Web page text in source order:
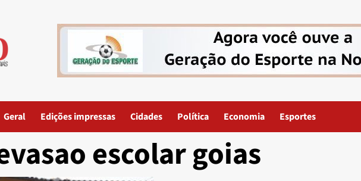
Geral Edições impressas Cidades Política Economia Esportes
escolar goias